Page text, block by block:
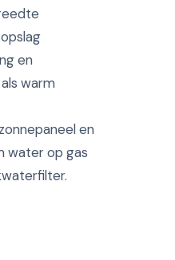
en
warm
en
water op gas